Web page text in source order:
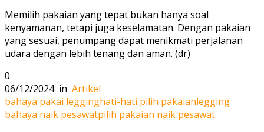
Memilih pakaian yang tepat bukan hanya soal
kenyamanan, tetapi juga keselamatan. Dengan pakaian
yang sesuai, penumpang dapat menikmati perjalanan
udara dengan lebih tenang dan aman. (dr)
0
06/12/2024in Artikel
bahaya pakai legginghati-hati pilih pakaianlegging
bahaya naik pesawatpilih pakaian naik pesawat